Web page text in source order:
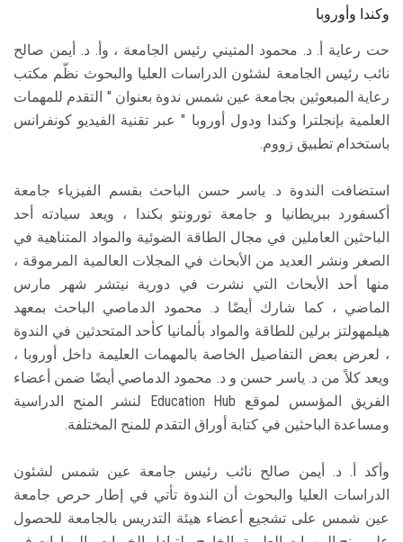
وكندا وأوروبا
حت رعاية أ. د. محمود المتيني رئيس الجامعة ، وأ. د. أيمن صالح
نائب رئيس الجامعة لشئون الدراسات العليا والبحوث نظّم مكتب
رعاية المبعوثين بجامعة عين شمس ندوة بعنوان " التقدم للمهمات
العلمية بإنجلترا وكندا ودول أوروبا " عبر تقنية الفيديو كونفرانس
باستخدام تطبيق زووم.
استضافت الندوة د. ياسر حسن الباحث بقسم الفيزياء جامعة
أكسفورد ببريطانيا و جامعة تورونتو بكندا ، ويعد سيادته أحد
الباحثين العاملين في مجال الطاقة الضوئية والمواد المتناهية في
الصغر ونشر العديد من الأبحاث في المجلات العالمية المرموقة ،
منها أحد الأبحاث التي نشرت في دورية نيتشر شهر مارس
الماضي ، كما شارك أيضًا د. محمود الدماصي الباحث بمعهد
هيلمهولتز برلين للطاقة والمواد بألمانيا كأحد المتحدثين في الندوة
، لعرض بعض التفاصيل الخاصة بالمهمات العليمة داخل أوروبا ،
ويعد كلاً من د. ياسر حسن و د. محمود الدماصي أيضًا ضمن أعضاء
الفريق المؤسس لموقع Education Hub لنشر المنح الدراسية
ومساعدة الباحثين في كتابة أوراق التقدم للمنح المختلفة.
وأكد أ. د. أيمن صالح نائب رئيس جامعة عين شمس لشئون
الدراسات العليا والبحوث أن الندوة تأتي في إطار حرص جامعة
عين شمس على تشجيع أعضاء هيئة التدريس بالجامعة للحصول